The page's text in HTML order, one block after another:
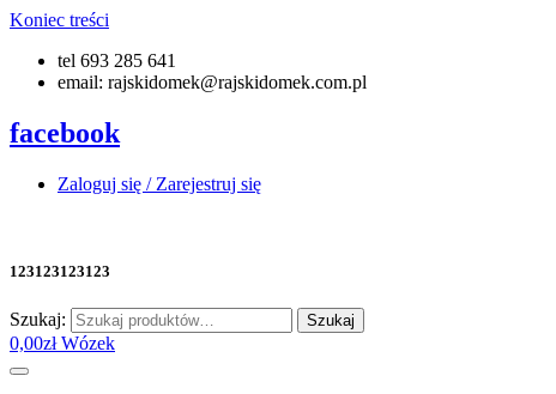
Koniec treści
tel 693 285 641
email: rajskidomek@rajskidomek.com.pl
facebook
Zaloguj się / Zarejestruj się
123123123123
Szukaj: Szukaj
0,00zł Wózek